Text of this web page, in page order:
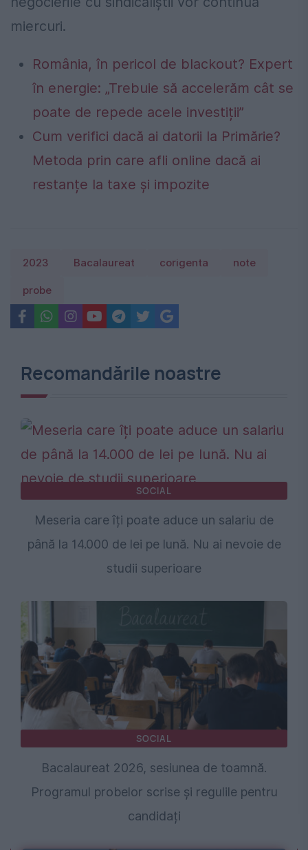
miercuri.
România, în pericol de blackout? Expert
în energie: „Trebuie să accelerăm cât se
poate de repede acele investiții”
Cum verifici dacă ai datorii la Primărie?
Metoda prin care afli online dacă ai
restanțe la taxe și impozite
2023 Bacalaureat corigenta note
probe
Recomandările noastre
SOCIAL
Meseria care îți poate aduce un salariu de
până la 14.000 de lei pe lună. Nu ai nevoie de
studii superioare
SOCIAL
Bacalaureat 2026, sesiunea de toamnă.
Programul probelor scrise și regulile pentru
candidați